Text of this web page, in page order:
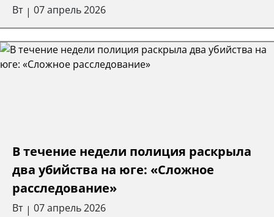
Вт | 07 апрель 2026
В течение недели полиция раскрыла
два убийства на юге: «Сложное
расследование»
Вт | 07 апрель 2026